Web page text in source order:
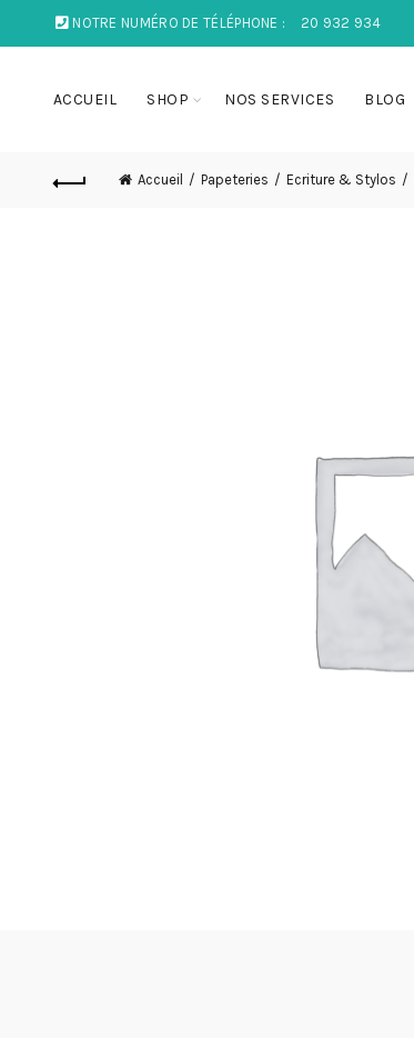
NOTRE NUMÉRO DE TÉLÉPHONE : 20 932 934
ACCUEIL SHOP NOS SERVICES BLOG
Accueil Papeteries Ecriture & Stylos